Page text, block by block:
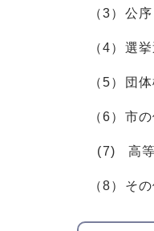
（3）公
（4）選
（5）団
（6）市
(7) 高等
（8）そ